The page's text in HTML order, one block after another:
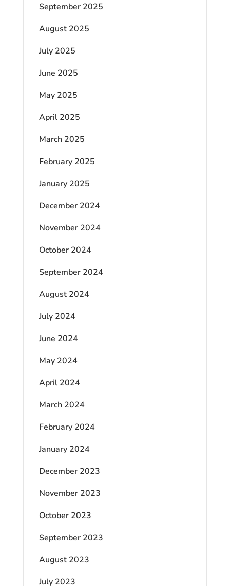
September 2025
August 2025
July 2025
June 2025
May 2025
April 2025
March 2025
February 2025
January 2025
December 2024
November 2024
October 2024
September 2024
August 2024
July 2024
June 2024
May 2024
April 2024
March 2024
February 2024
January 2024
December 2023
November 2023
October 2023
September 2023
August 2023
July 2023